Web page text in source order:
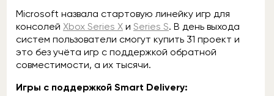
Microsoft назвала стартовую линейку игр для
консолей Xbox Series X и Series S. В день выхода
систем пользователи смогут купить 31 проект и
это без учёта игр с поддержкой обратной
совместимости, а их тысячи.
Игры с поддержкой Smart Delivery: